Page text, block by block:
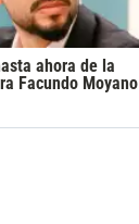
ahora de la
Facundo Moyano